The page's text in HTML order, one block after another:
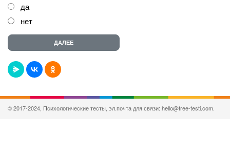
да
нет
© 2017-2024, Психологические тесты, эл.почта для связи: hello@free-testi.com.